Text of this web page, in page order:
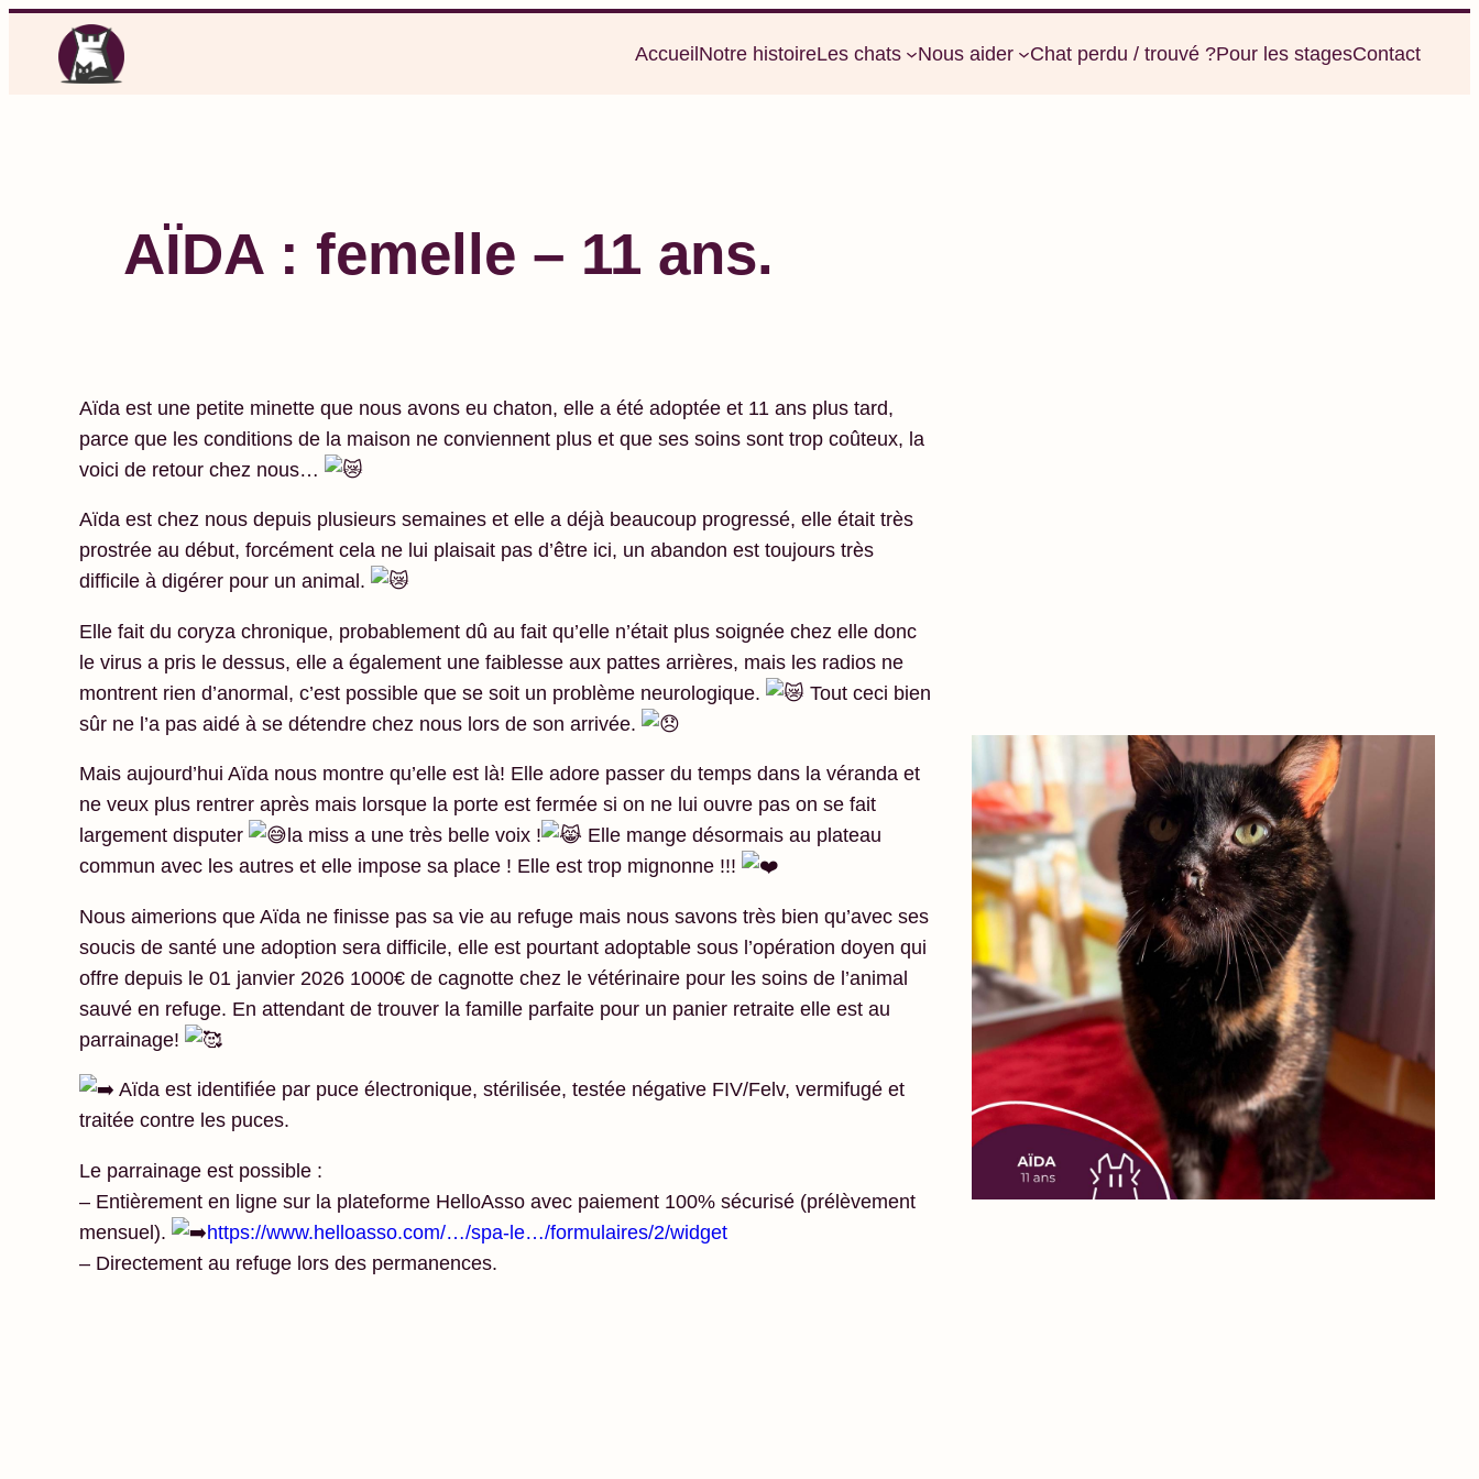
contenu
AccueilNotre histoireLes chats Nous aider Chat perdu / trouvé ?Pour les stagesContact
AÏDA : femelle – 11 ans.
Aïda est une petite minette que nous avons eu chaton, elle a été adoptée et 11 ans plus tard,
parce que les conditions de la maison ne conviennent plus et que ses soins sont trop coûteux, la
voici de retour chez nous…
Aïda est chez nous depuis plusieurs semaines et elle a déjà beaucoup progressé, elle était très
prostrée au début, forcément cela ne lui plaisait pas d’être ici, un abandon est toujours très
difficile à digérer pour un animal.
Elle fait du coryza chronique, probablement dû au fait qu’elle n’était plus soignée chez elle donc
le virus a pris le dessus, elle a également une faiblesse aux pattes arrières, mais les radios ne
montrent rien d’anormal, c’est possible que se soit un problème neurologique.
Tout ceci bien
sûr ne l’a pas aidé à se détendre chez nous lors de son arrivée.
Mais aujourd’hui Aïda nous montre qu’elle est là! Elle adore passer du temps dans la véranda et
ne veux plus rentrer après mais lorsque la porte est fermée si on ne lui ouvre pas on se fait
largement disputer
la miss a une très belle voix !
Elle mange désormais au plateau
commun avec les autres et elle impose sa place ! Elle est trop mignonne !!!
Nous aimerions que Aïda ne finisse pas sa vie au refuge mais nous savons très bien qu’avec ses
soucis de santé une adoption sera difficile, elle est pourtant adoptable sous l’opération doyen qui
offre depuis le 01 janvier 2026 1000€ de cagnotte chez le vétérinaire pour les soins de l’animal
sauvé en refuge. En attendant de trouver la famille parfaite pour un panier retraite elle est au
parrainage!
Aïda est identifiée par puce électronique, stérilisée, testée négative FIV/Felv, vermifugé et
traitée contre les puces.
Le parrainage est possible :
– Entièrement en ligne sur la plateforme HelloAsso avec paiement 100% sécurisé (prélèvement
mensuel).
https://www.helloasso.com/…/spa-le…/formulaires/2/widget
– Directement au refuge lors des permanences.